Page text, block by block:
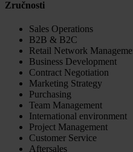
Zručnosti
Sales Operations
B2B & B2C
Retail Network
Business Development
Contract Negotiation
Marketing Strategy
Purchasing
Team Management
International environment
Project Management
Customer Service
Aftersales